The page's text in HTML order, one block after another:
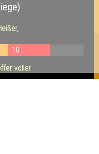
10
voller